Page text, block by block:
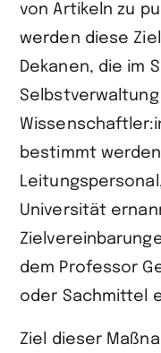
von Artikeln zu
werden diese
Dekanen, die im
bestimmt
Universität
dem Professor
oder Sachmittel
Ziel dieser